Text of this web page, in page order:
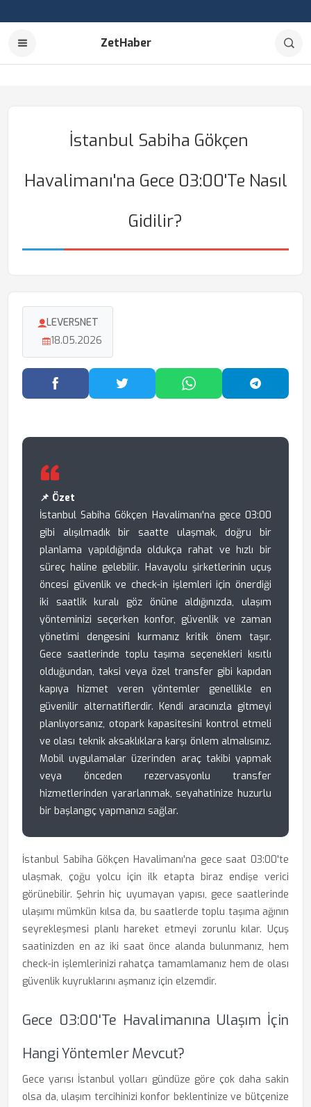
ZetHaber
İstanbul Sabiha Gökçen
Havalimanı'na Gece 03:00'te Nasıl
Gidilir?
LEVERSNET
18.05.2026
Facebook'ta PaylaşTwitter'da PaylaşWhatsApp'ta Paylaş
📌 Özet
İstanbul Sabiha Gökçen Havalimanı'na gece 03:00
gibi alışılmadık bir saatte ulaşmak, doğru bir
planlama yapıldığında oldukça rahat ve hızlı bir
süreç haline gelebilir. Havayolu şirketlerinin uçuş
öncesi güvenlik ve check-in işlemleri için önerdiği
iki saatlik kuralı göz önüne aldığınızda, ulaşım
yönteminizi seçerken konfor, güvenlik ve zaman
yönetimi dengesini kurmanız kritik önem taşır.
Gece saatlerinde toplu taşıma seçenekleri kısıtlı
olduğundan, taksi veya özel transfer gibi kapıdan
kapıya hizmet veren yöntemler genellikle en
güvenilir alternatiflerdir. Kendi aracınızla gitmeyi
planlıyorsanız, otopark kapasitesini kontrol etmeli
ve olası teknik aksaklıklara karşı önlem almalısınız.
Mobil uygulamalar üzerinden araç takibi yapmak
veya önceden rezervasyonlu transfer
hizmetlerinden yararlanmak, seyahatinize huzurlu
bir başlangıç yapmanızı sağlar.
İstanbul Sabiha Gökçen Havalimanı'na gece saat 03:00'te
ulaşmak, çoğu yolcu için ilk etapta biraz endişe verici
görünebilir. Şehrin hiç uyumayan yapısı, gece saatlerinde
ulaşımı mümkün kılsa da, bu saatlerde toplu taşıma ağının
seyrekleşmesi planlı hareket etmeyi zorunlu kılar. Uçuş
saatinizden en az iki saat önce alanda bulunmanız, hem
check-in işlemlerinizi rahatça tamamlamanız hem de olası
güvenlik kuyruklarını aşmanız için elzemdir.
Gece 03:00'te Havalimanına Ulaşım İçin
Hangi Yöntemler Mevcut?
Gece yarısı İstanbul yolları gündüze göre çok daha sakin
olsa da, ulaşım tercihinizi konfor beklentinize ve bütçenize